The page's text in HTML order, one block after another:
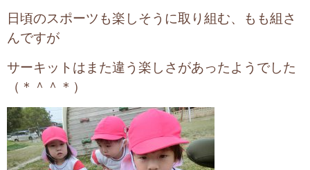
日頃のスポーツも楽しそうに取り組む、もも組さ
んですが
サーキットはまた違う楽しさがあったようでした
（＊＾＾＊）